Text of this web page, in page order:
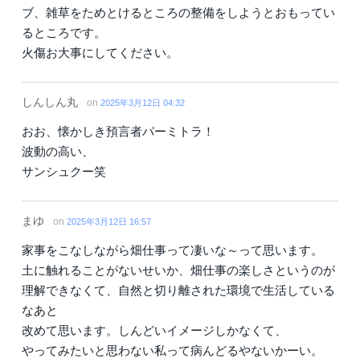
ブ、雑草をためとけるところの整備をしようとおもってい
るところです。
火傷お大事にしてください。
しんしん丸 on 2025年3月12日 04:32
おお、懐かしき預言者パーミトラ！
波動の高い、
サンシュクー笑
まゆ on 2025年3月12日 16:57
家事をこなしながら畑仕事って凄いな～って思います。
土に触れることがないせいか、畑仕事の楽しさというのが
理解できなくて、自然と切り離された環境で生活している
なあと
改めて思います。しんどいイメージしかなくて、
やってみたいと思わない私って病んどるやないかーい。